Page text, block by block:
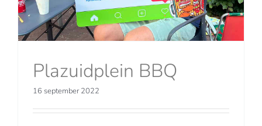
Plazuidplein BBQ
16 september 2022